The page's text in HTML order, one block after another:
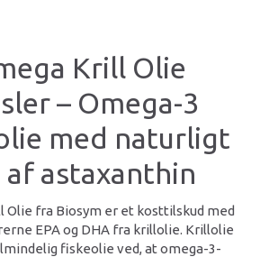
Krill Olie
– Omega-3
med naturligt
astaxanthin
Olie fra Biosym er et kosttilskud med
EPA og DHA fra krillolie. Krillolie
fiskeolie ved, at omega-3-